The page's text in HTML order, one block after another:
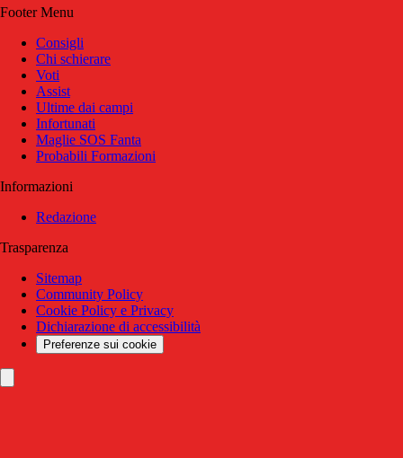
Footer Menu
Consigli
Chi schierare
Voti
Assist
Ultime dai campi
Infortunati
Maglie SOS Fanta
Probabili Formazioni
Informazioni
Redazione
Trasparenza
Sitemap
Community Policy
Cookie Policy e Privacy
Dichiarazione di accessibilità
Preferenze sui cookie